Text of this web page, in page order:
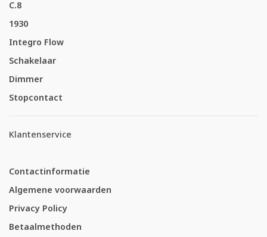
C.8
1930
Integro Flow
Schakelaar
Dimmer
Stopcontact
Klantenservice
Contactinformatie
Algemene voorwaarden
Privacy Policy
Betaalmethoden